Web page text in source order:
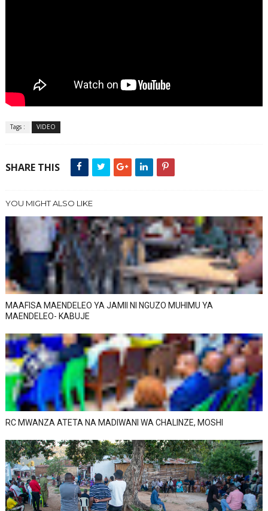
Tags : VIDEO
SHARE THIS
YOU MIGHT ALSO LIKE
MAAFISA MAENDELEO YA JAMII NI NGUZO MUHIMU YA
MAENDELEO- KABUJE
RC MWANZA ATETA NA MADIWANI WA CHALINZE, MOSHI